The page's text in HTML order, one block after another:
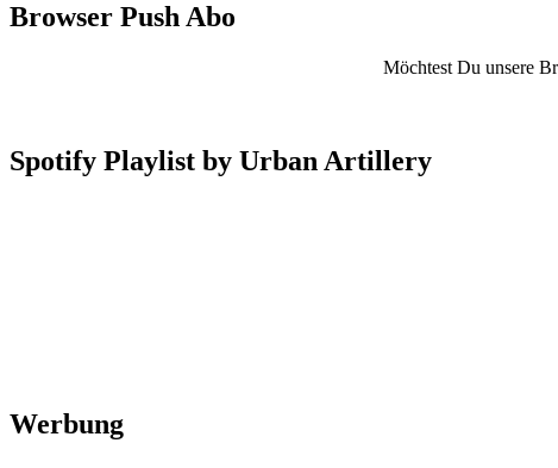
Browser Push Abo
Möchtest Du unsere
Spotify Playlist by Urban Artillery
Werbung